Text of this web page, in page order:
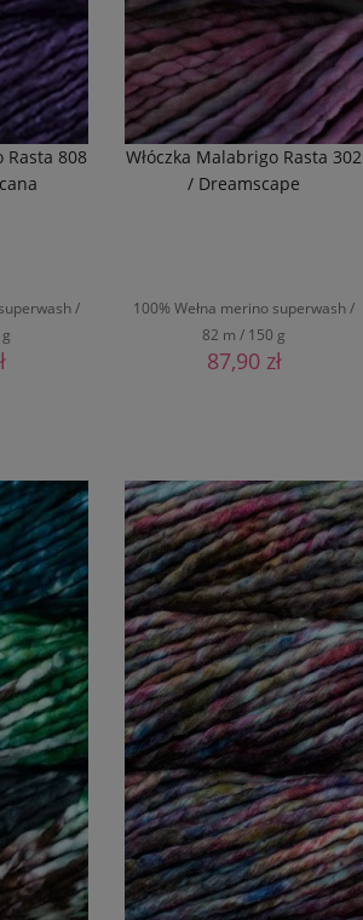
Rasta 808
/
Włóczka Malabrigo Rasta 302
/ Dreamscape
100% Wełna merino superwash /
82 m / 150 g
87,90 zł